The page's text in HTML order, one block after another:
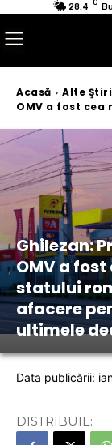
28.4 C
Acasă Alte Ştiri
OMV a fost
Ghilezan:
OMV a
statului
afacere
ultimele
Data publicării:
DISTRIBUIE: